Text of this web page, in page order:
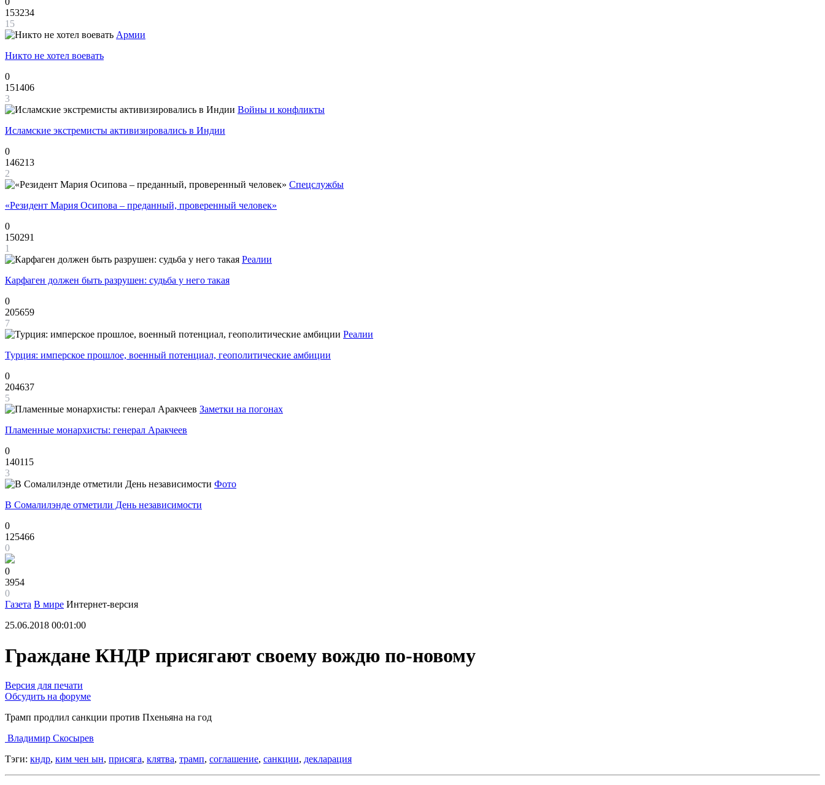
153234
15
Армии
Никто не хотел воевать
0
151406
3
Войны и конфликты
Исламские экстремисты активизировались в Индии
0
146213
2
Спецслужбы
«Резидент Мария Осипова – преданный, проверенный человек»
0
150291
1
Реалии
Карфаген должен быть разрушен: судьба у него такая
0
205659
7
Реалии
Турция: имперское прошлое, военный потенциал, геополитические амбиции
0
204637
5
Заметки на погонах
Пламенные монархисты: генерал Аракчеев
0
140115
3
Фото
В Сомалилэнде отметили День независимости
0
125466
0
0
3954
0
Газета В мире Интернет-версия
25.06.2018 00:01:00
Граждане КНДР присягают своему вождю по-новому
Версия для печати
Обсудить на форуме
Трамп продлил санкции против Пхеньяна на год
Владимир Скосырев
Тэги: кндр, ким чен ын, присяга, клятва, трамп, соглашение, санкции, декларация